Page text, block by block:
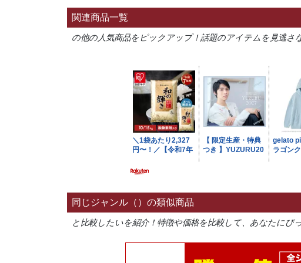
関連商品一覧
の他の人気商品をピックアップ！話題のアイテムを見逃さ
同じジャンル（）の類似商品
と比較したいを紹介！特徴や価格を比較して、あなたにぴ